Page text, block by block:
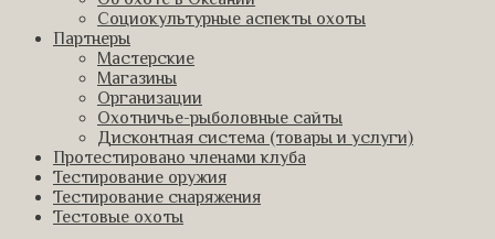
Социокультурные аспекты охоты
Партнеры
Мастерские
Магазины
Организации
Охотничье-рыболовные сайты
Дисконтная система (товары и услуги)
Протестировано членами клуба
Тестирование оружия
Тестирование снаряжения
Тестовые охоты